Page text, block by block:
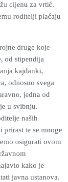
cijenu za vrtić.
roditelji plaćaju
druge koje
od stipendija
kajdanki,
odnosno svega
jedna od
u svibnju.
naših
prirast te se mnoge
osigurati ovom
kako je
javna ustanova.